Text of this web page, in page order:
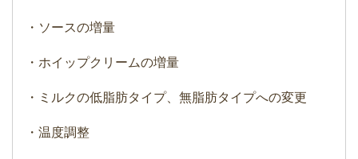
・ソースの増量
・ホイップクリームの増量
・ミルクの低脂肪タイプ、無脂肪タイプへの変更
・温度調整